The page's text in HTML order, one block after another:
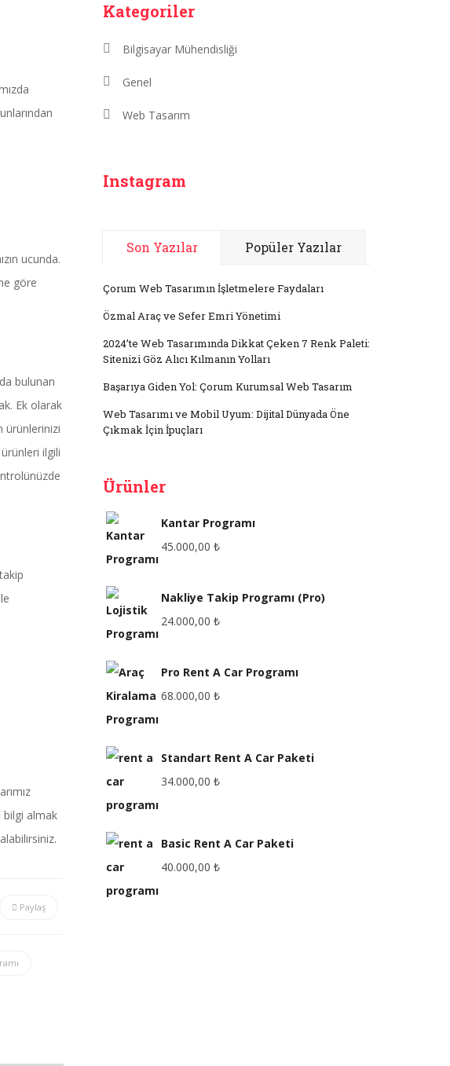
ucunda.
göre
bulunan
Ek olarak
ürünlerinizi
ilgili
bilgi almak
Paylaş
Kategoriler
Bilgisayar Mühendisliği
Genel
Web Tasarım
Instagram
Son Yazılar Popüler Yazılar
Çorum Web Tasarımın İşletmelere Faydaları
Özmal Araç ve Sefer Emri Yönetimi
2024’te Web Tasarımında Dikkat Çeken 7 Renk Paleti:
Sitenizi Göz Alıcı Kılmanın Yolları
Başarıya Giden Yol: Çorum Kurumsal Web Tasarım
Web Tasarımı ve Mobil Uyum: Dijital Dünyada Öne
Çıkmak İçin İpuçları
Ürünler
Kantar Programı
45.000,00 ₺
Nakliye Takip Programı (Pro)
24.000,00 ₺
Pro Rent A Car Programı
68.000,00 ₺
Standart Rent A Car Paketi
34.000,00 ₺
Basic Rent A Car Paketi
40.000,00 ₺